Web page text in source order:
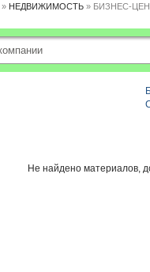
» НЕДВИЖИМОСТЬ » БИЗНЕС-
Не найдено материалов,